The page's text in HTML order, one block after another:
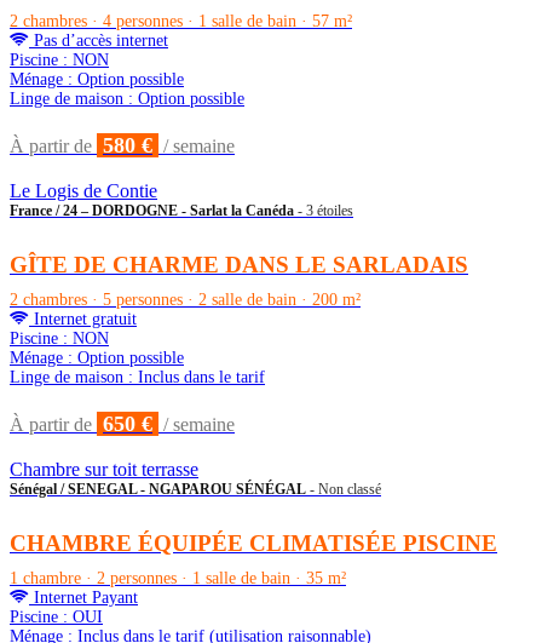
2 chambres · 4 personnes · 1 salle de bain · 57 m²
Pas d’accès internet
Piscine : NON
Ménage : Option possible
Linge de maison : Option possible
À partir de 580 € / semaine
Le Logis de Contie
France / 24 – DORDOGNE - Sarlat la Canéda - 3 étoiles
GÎTE DE CHARME DANS LE SARLADAIS
2 chambres · 5 personnes · 2 salle de bain · 200 m²
Internet gratuit
Piscine : NON
Ménage : Option possible
Linge de maison : Inclus dans le tarif
À partir de 650 € / semaine
Chambre sur toit terrasse
Sénégal / SENEGAL - NGAPAROU SÉNÉGAL - Non classé
CHAMBRE ÉQUIPÉE CLIMATISÉE PISCINE
1 chambre · 2 personnes · 1 salle de bain · 35 m²
Internet Payant
Piscine : OUI
Ménage : Inclus dans le tarif (utilisation raisonnable)